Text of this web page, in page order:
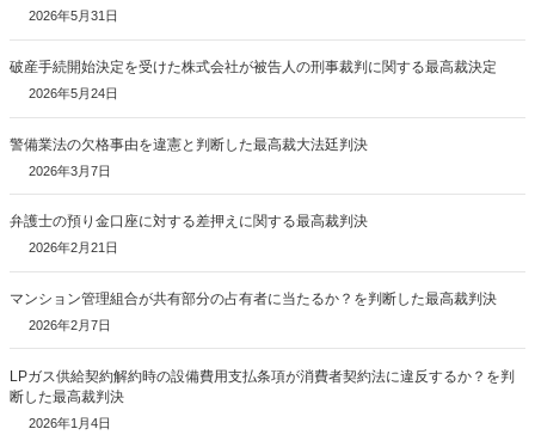
2026年5月31日
破産手続開始決定を受けた株式会社が被告人の刑事裁判に関する最高裁決定
2026年5月24日
警備業法の欠格事由を違憲と判断した最高裁大法廷判決
2026年3月7日
弁護士の預り金口座に対する差押えに関する最高裁判決
2026年2月21日
マンション管理組合が共有部分の占有者に当たるか？を判断した最高裁判決
2026年2月7日
LPガス供給契約解約時の設備費用支払条項が消費者契約法に違反するか？を判
断した最高裁判決
2026年1月4日